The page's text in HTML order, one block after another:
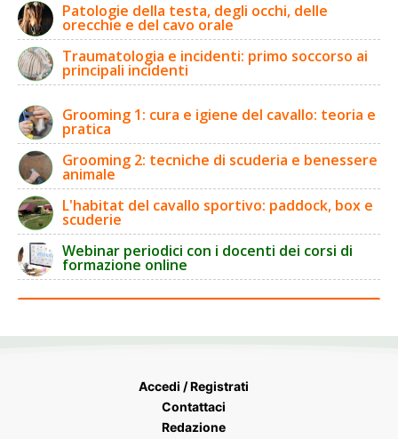
Patologie della testa, degli occhi, delle
orecchie e del cavo orale
Traumatologia e incidenti: primo soccorso ai
principali incidenti
Grooming 1: cura e igiene del cavallo: teoria e
pratica
Grooming 2: tecniche di scuderia e benessere
animale
L'habitat del cavallo sportivo: paddock, box e
scuderie
Webinar periodici con i docenti dei corsi di
formazione online
Accedi / Registrati
Contattaci
Redazione